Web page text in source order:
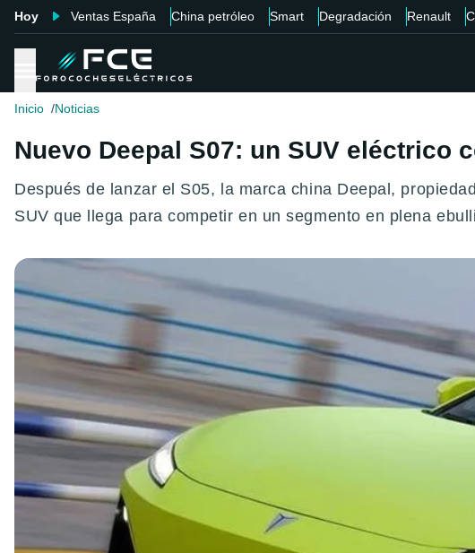
Hoy Ventas España China petróleo Smart Degradación Renault
Inicio Noticias
Nuevo Deepal S07: un SUV eléctrico
Después de lanzar el S05, la marca china Deepal,
SUV que llega para competir en un segmento en plena